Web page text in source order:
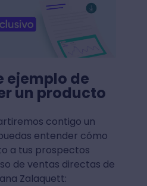
ejemplo de
un producto
contigo un
entender cómo
a tus prospectos
de ventas directas de
Zalaquett: